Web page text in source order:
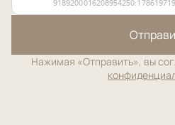
Нажимая «Отправить», вы